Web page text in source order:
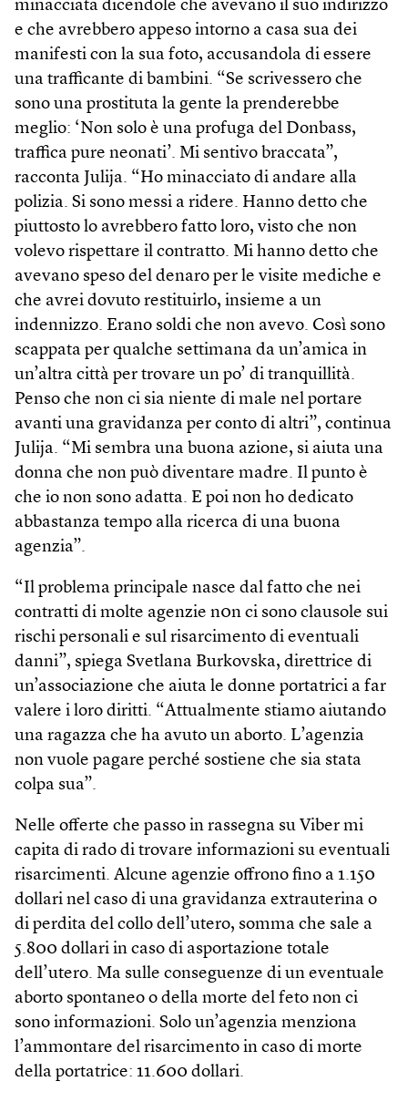
minacciata dicendole che avevano il suo indirizzo
e che avrebbero appeso intorno a casa sua dei
manifesti con la sua foto, accusandola di essere
una trafficante di bambini. “Se scrivessero che
sono una prostituta la gente la prenderebbe
meglio: ‘Non solo è una profuga del Donbass,
traffica pure neonati’. Mi sentivo braccata”,
racconta Julija. “Ho minacciato di andare alla
polizia. Si sono messi a ridere. Hanno detto che
piuttosto lo avrebbero fatto loro, visto che non
volevo rispettare il contratto. Mi hanno detto che
avevano speso del denaro per le visite mediche e
che avrei dovuto restituirlo, insieme a un
indennizzo. Erano soldi che non avevo. Così sono
scappata per qualche settimana da un’amica in
un’altra città per trovare un po’ di tranquillità.
Penso che non ci sia niente di male nel portare
avanti una gravidanza per conto di altri”, continua
Julija. “Mi sembra una buona azione, si aiuta una
donna che non può diventare madre. Il punto è
che io non sono adatta. E poi non ho dedicato
abbastanza tempo alla ricerca di una buona
agenzia”.
“Il problema principale nasce dal fatto che nei
contratti di molte agenzie n0n ci sono clausole sui
rischi personali e sul risarcimento di eventuali
danni”, spiega Svetlana Burkovska, direttrice di
un’associazione che aiuta le donne portatrici a far
valere i loro diritti. “Attualmente stiamo aiutando
una ragazza che ha avuto un aborto. L’agenzia
non vuole pagare perché sostiene che sia stata
colpa sua”.
Nelle offerte che passo in rassegna su Viber mi
capita di rado di trovare informazioni su eventuali
risarcimenti. Alcune agenzie offrono fino a 1.150
dollari nel caso di una gravidanza extrauterina o
di perdita del collo dell’utero, somma che sale a
5.800 dollari in caso di asportazione totale
dell’utero. Ma sulle conseguenze di un eventuale
aborto spontaneo o della morte del feto non ci
sono informazioni. Solo un’agenzia menziona
l’ammontare del risarcimento in caso di morte
della portatrice: 11.600 dollari.